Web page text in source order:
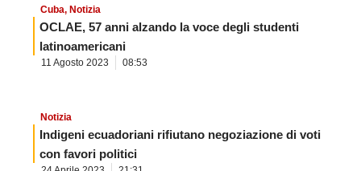
Cuba, Notizia
OCLAE, 57 anni alzando la voce degli studenti
latinoamericani
11 Agosto 2023 08:53
Notizia
Indigeni ecuadoriani rifiutano negoziazione di voti
con favori politici